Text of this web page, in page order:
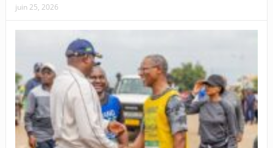
juin 25, 2026